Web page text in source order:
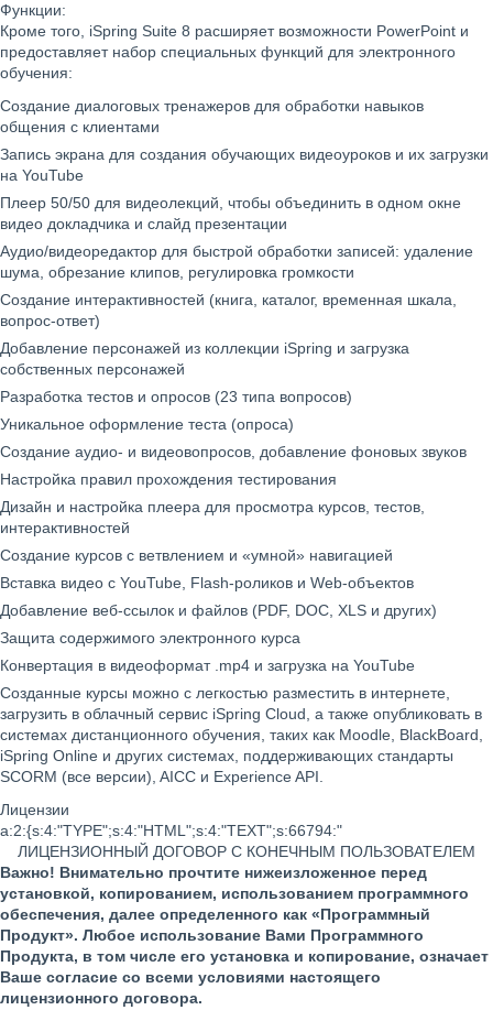
Функции:
Кроме того, iSpring Suite 8 расширяет возможности PowerPoint и
предоставляет набор специальных функций для электронного
обучения:
Создание диалоговых тренажеров для обработки навыков
общения с клиентами
Запись экрана для создания обучающих видеоуроков и их загрузки
на YouTube
Плеер 50/50 для видеолекций, чтобы объединить в одном окне
видео докладчика и слайд презентации
Аудио/видеоредактор для быстрой обработки записей: удаление
шума, обрезание клипов, регулировка громкости
Создание интерактивностей (книга, каталог, временная шкала,
вопрос-ответ)
Добавление персонажей из коллекции iSpring и загрузка
собственных персонажей
Разработка тестов и опросов (23 типа вопросов)
Уникальное оформление теста (опроса)
Создание аудио- и видеовопросов, добавление фоновых звуков
Настройка правил прохождения тестирования
Дизайн и настройка плеера для просмотра курсов, тестов,
интерактивностей
Создание курсов с ветвлением и «умной» навигацией
Вставка видео с YouTube, Flash-роликов и Web-объектов
Добавление веб-ссылок и файлов (PDF, DOC, XLS и других)
Защита содержимого электронного курса
Конвертация в видеоформат .mp4 и загрузка на YouTube
Созданные курсы можно с легкостью разместить в интернете,
загрузить в облачный сервис iSpring Cloud, а также опубликовать в
системах дистанционного обучения, таких как Moodle, BlackBoard,
iSpring Online и других системах, поддерживающих стандарты
SCORM (все версии), AICC и Experience API.
Лицензии
a:2:{s:4:"TYPE";s:4:"HTML";s:4:"TEXT";s:66794:"
ЛИЦЕНЗИОННЫЙ ДОГОВОР С КОНЕЧНЫМ ПОЛЬЗОВАТЕЛЕМ
Важно! Внимательно прочтите нижеизложенное перед
установкой, копированием, использованием программного
обеспечения, далее определенного как «Программный
Продукт». Любое использование Вами Программного
Продукта, в том числе его установка и копирование, означает
Ваше согласие со всеми условиями настоящего
лицензионного договора.